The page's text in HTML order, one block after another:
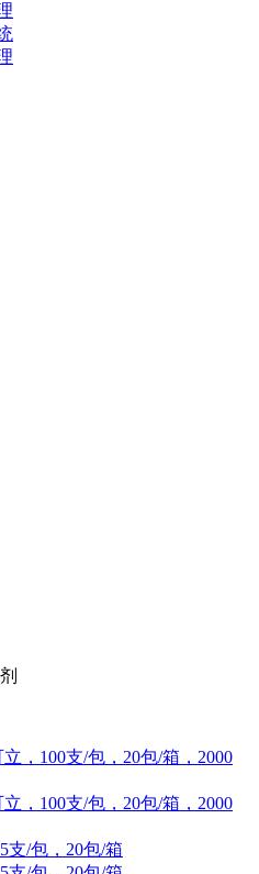
，100支/包，20包/箱，2000
，100支/包，20包/箱，2000
支/包，20包/箱